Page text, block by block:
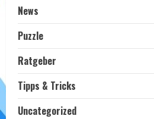
News
Puzzle
Ratgeber
Tipps & Tricks
Uncategorized